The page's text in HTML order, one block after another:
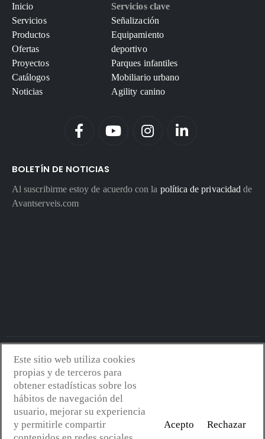
Inicio
Servicios
Productos
Ofertas
Proyectos
Catálogos
Noticias
Servicios clave
Señalización
Equipamiento
deportivo
Parques infantiles
Mobiliario urbano
Agility canino
BOLETÍN DE NOTICIAS
Al suscribirme estoy de acuerdo con la política de privacidad de
Avantserveis.com
Avantserveis.com -Aviso legal - GDPR
Política de cookies-Política de calidad y medio ambiente
web:Mejorconweb
Este sitio web utiliza cookies
propias y de terceros para
obtener estadísticas sobre los
hábitos de navegación del
usuario, mejorar su experiencia
y permitirle compartir
Acepto Rechazar